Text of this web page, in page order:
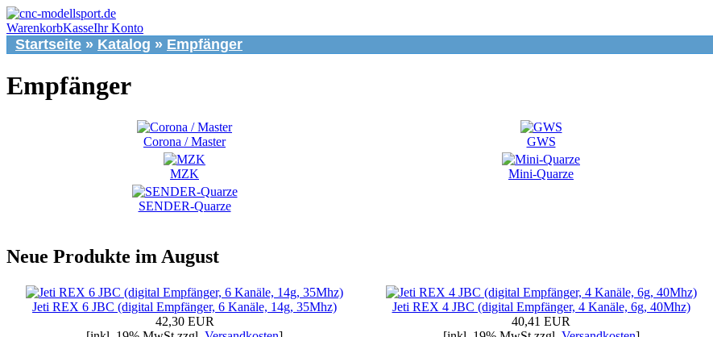
WarenkorbKasseIhr Konto
Startseite » Katalog » Empfänger
Empfänger
Corona / Master GWS
MZK Mini-Quarze
SENDER-Quarze
Neue Produkte im August
Jeti REX 6 JBC (digital Empfänger, 6 Kanäle, 14g, 35Mhz)
42,30 EUR
Jeti REX 4 JBC (digital Empfänger, 4 Kanäle, 6g, 40Mhz)
40,41 EUR